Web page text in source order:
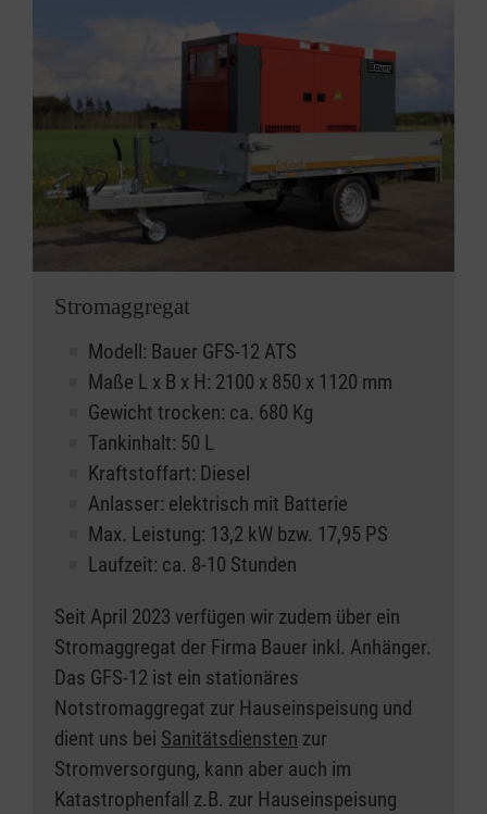
Stromaggregat
Modell: Bauer GFS-12 ATS
Maße L x B x H: 2100 x 850 x 1120 mm
Gewicht trocken: ca. 680 Kg
Tankinhalt: 50 L
Kraftstoffart: Diesel
Anlasser: elektrisch mit Batterie
Max. Leistung: 13,2 kW bzw. 17,95 PS
Laufzeit: ca. 8-10 Stunden
Seit April 2023 verfügen wir zudem über ein
Stromaggregat der Firma Bauer inkl. Anhänger.
Das GFS-12 ist ein stationäres
Notstromaggregat zur Hauseinspeisung und
dient uns bei Sanitätsdiensten zur
Stromversorgung, kann aber auch im
Katastrophenfall z.B. zur Hauseinspeisung